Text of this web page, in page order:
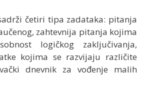
četiri tipa zadataka: pitanja
zahtevnija pitanja kojima
logičkog zaključivanja,
kojima se razvijaju različite
dnevnik za vođenje malih